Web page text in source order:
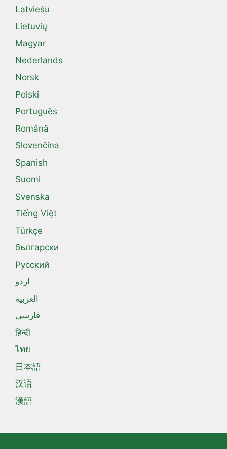
Latviešu
Lietuvių
Magyar
Nederlands
Norsk
Polski
Português
Română
Slovenčina
Spanish
Suomi
Svenska
Tiếng Việt
Türkçe
български
Русский
اردو
العربية
فارسی
हिन्दी
ไทย
日本語
汉语
漢語